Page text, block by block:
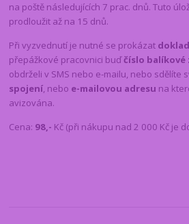
na poště následujících 7 prac. dnů. Tuto
prodloužit až na 15 dnů.
Při vyzvednutí je nutné se prokázat
přepážkové pracovnici buďčíslo balíkové
obdrželi v SMS nebo e-mailu, nebo sdělíte
spojení, nebo e-mailovou adresu na
avizována.
Cena: 98,- Kč (při nákupu nad 2 000 Kč je